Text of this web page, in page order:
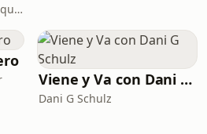
Verdades, con Michelle Oquendo
Viene y Va con Dani G Schulz
Dani G Schulz